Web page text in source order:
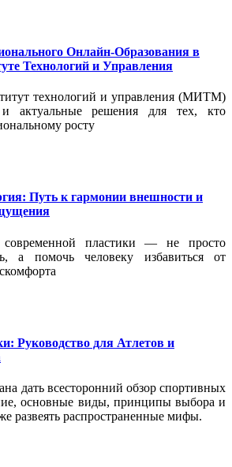
Онлайн-Образования в
Технологий и Управления
технологий и управления (МИТМ)
и актуальные решения для тех, кто
росту
Путь к гармонии внешности и
современной пластики — не просто
а помочь человеку избавиться от
Руководство для Атлетов и
дать всесторонний обзор спортивных
основные виды, принципы выбора и
развеять распространенные мифы.